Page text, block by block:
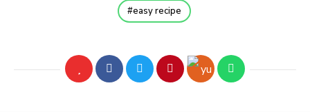
easy recipe